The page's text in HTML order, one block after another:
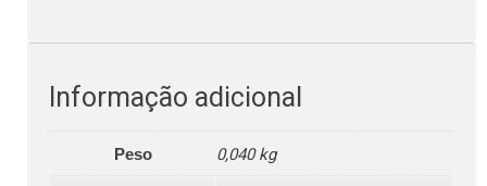
Informação adicional
Peso 0,040 kg